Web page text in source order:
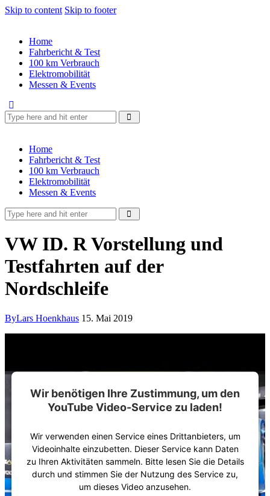
Skip to content Skip to footer
Home
Fahrbericht & Test
100 km Verbrauch
Elektromobilität
Messen & Events
Home
Fahrbericht & Test
100 km Verbrauch
Elektromobilität
Messen & Events
VW ID. R Vorstellung und
Testfahrten auf der
Nordschleife
ByLars Hoenkhaus 15. Mai 2019
Wir benötigen Ihre Zustimmung, um den
YouTube Video-Service zu laden!
Wir verwenden einen Service eines Drittanbieters, um
Videoinhalte einzubetten. Dieser Service kann Daten
zu Ihren Aktivitäten sammeln. Bitte lesen Sie die Details
durch und stimmen Sie der Nutzung des Service zu,
um dieses Video anzusehen.